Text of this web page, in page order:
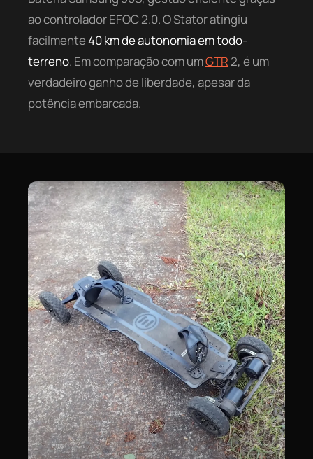
ao controlador EFOC 2.0. O Stator atingiu
facilmente40 km de autonomia em todo-
terreno. Em comparação com umGTR 2, é um
verdadeiro ganho de liberdade, apesar da
potência embarcada.